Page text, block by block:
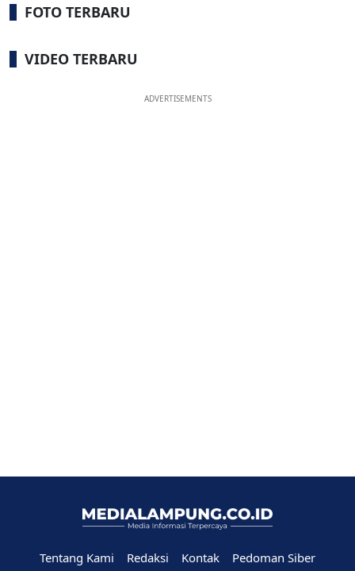
FOTO TERBARU
VIDEO TERBARU
ADVERTISEMENTS
Tentang Kami Redaksi Kontak Pedoman Siber